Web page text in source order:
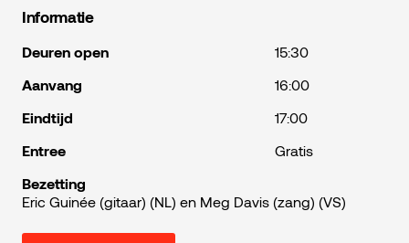
Informatie
Deuren open
15:30
Aanvang
16:00
Eindtijd
17:00
Entree
Gratis
Bezetting
Eric Guinée (gitaar) (NL) en Meg Davis (zang) (VS)